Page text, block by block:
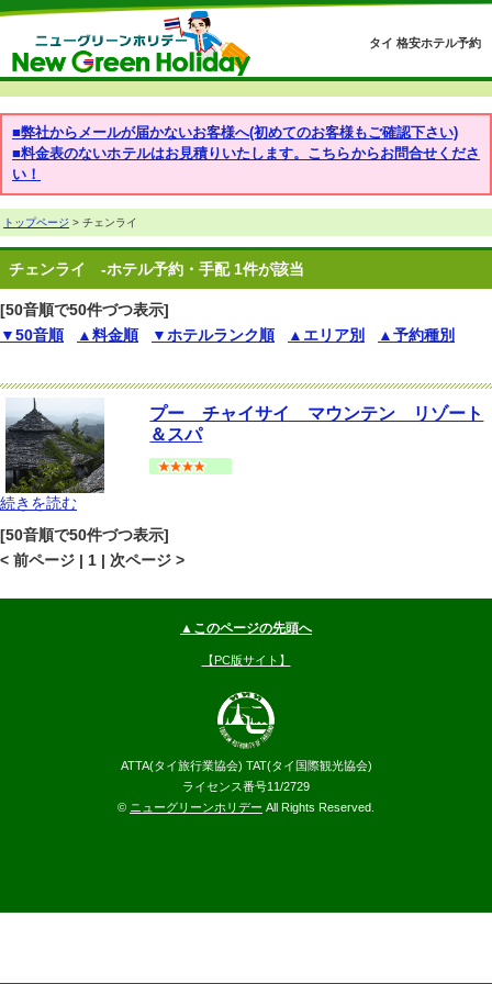
タイ 格安ホテル予約
■弊社からメールが届かないお客様へ(初めてのお客様もご確認下さい)
■料金表のないホテルはお見積りいたします。こちらからお問合せくださ
い！
トップページ > チェンライ
チェンライ -ホテル予約・手配 1件が該当
[50音順で50件づつ表示]
▼50音順
▲料金順 ▼ホテルランク順 ▲エリア別 ▲予約種別
プー チャイサイ マウンテン リゾート
＆スパ
続きを読む
[50音順で50件づつ表示]
< 前ページ | 1 | 次ページ >
▲このページの先頭へ
【PC版サイト】
ATTA(タイ旅行業協会) TAT(タイ国際観光協会)
ライセンス番号11/2729
© ニューグリーンホリデー All Rights Reserved.